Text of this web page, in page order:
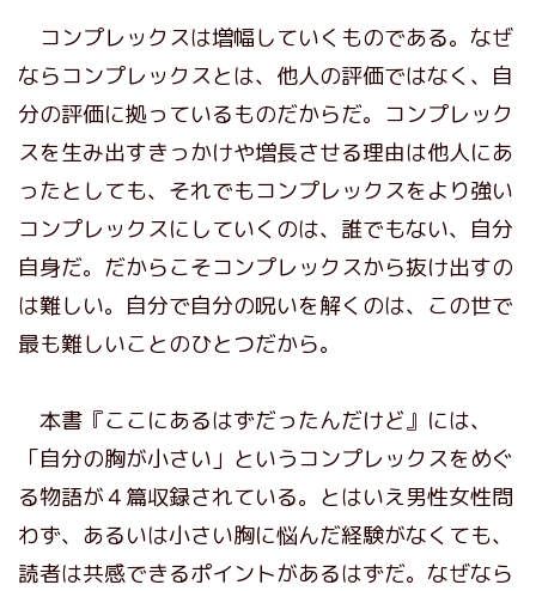
コンプレックスは増幅していくものである。なぜ
ならコンプレックスとは、他人の評価ではなく、自
分の評価に拠っているものだからだ。コンプレック
スを生み出すきっかけや増長させる理由は他人にあ
ったとしても、それでもコンプレックスをより強い
コンプレックスにしていくのは、誰でもない、自分
自身だ。だからこそコンプレックスから抜け出すの
は難しい。自分で自分の呪いを解くのは、この世で
最も難しいことのひとつだから。
本書『ここにあるはずだったんだけど』には、
「自分の胸が小さい」というコンプレックスをめぐ
る物語が４篇収録されている。とはいえ男性女性問
わず、あるいは小さい胸に悩んだ経験がなくても、
読者は共感できるポイントがあるはずだ。なぜなら